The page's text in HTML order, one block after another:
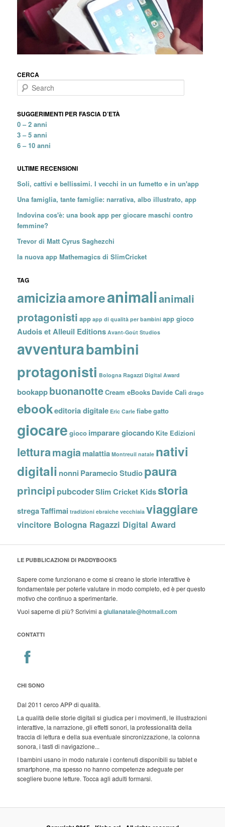
CERCA
Search
SUGGERIMENTI PER FASCIA D’ETÀ
0 – 2 anni
3 – 5 anni
6 – 10 anni
ULTIME RECENSIONI
Soli, cattivi e bellissimi. I vecchi in un fumetto e in un'app
Una famiglia, tante famiglie: narrativa, albo illustrato, app
Indovina cos'è: una book app per giocare maschi contro
femmine?
Trevor di Matt Cyrus Saghezchi
la nuova app Mathemagics di SlimCricket
TAG
amiciziaamoreanimalianimali
protagonisti app app di qualità per bambini app gioco
Audois et Alleuil Editions Avant-Goût Studios
avventurabambini
protagonisti Bologna Ragazzi Digital Award
bookappbuonanotteCream eBooks Davide Calì drago
ebookeditoria digitale Eric Carle fiabegatto
giocare gioco imparare giocando Kite Edizioni
letturamagia malattia Montreuil natale nativi
digitali nonni Paramecio Studiopaura
prìncipi pubcoderSlim Cricket Kidsstoria
stregaTaffimai tradizioni ebraiche vecchiaia viaggiare
vincitore Bologna Ragazzi Digital Award
LE PUBBLICAZIONI DI PADDYBOOKS
Sapere come funzionano e come si creano le storie interattive è
fondamentale per poterle valutare in modo completo, ed è per questo
motivo che continuo a sperimentarle.
Vuoi saperne di più? Scrivimi agiulianatale@hotmail.com
CONTATTI
CHI SONO
Dal 2011 cerco APP di qualità.
La qualità delle storie digitali si giudica per i movimenti, le illustrazioni
interattive, la narrazione, gli effetti sonori, la professionalità della
traccia di lettura e della sua eventuale sincronizzazione, la colonna
sonora, i tasti di navigazione...
I bambini usano in modo naturale i contenuti disponibili su tablet e
smartphone, ma spesso no hanno competenze adeguate per
scegliere buone letture. Tocca agli adulti formarsi.